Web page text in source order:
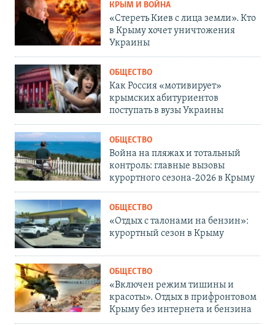
КРЫМ И ВОЙНА
«Стереть Киев с лица земли». Кто
в Крыму хочет уничтожения
Украины
ОБЩЕСТВО
Как Россия «мотивирует»
крымских абитуриентов
поступать в вузы Украины
ОБЩЕСТВО
Война на пляжах и тотальный
контроль: главные вызовы
курортного сезона-2026 в Крыму
ОБЩЕСТВО
«Отдых с талонами на бензин»:
курортный сезон в Крыму
ОБЩЕСТВО
«Включен режим тишины и
красоты». Отдых в прифронтовом
Крыму без интернета и бензина